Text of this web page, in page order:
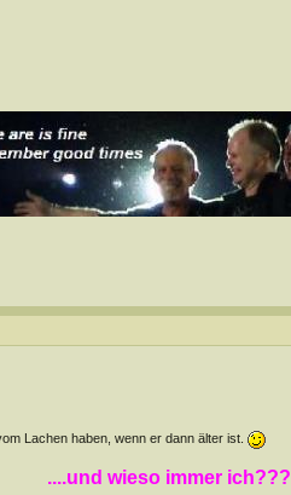
Lachen haben, wenn er dann älter ist.
....und wieso immer ich???